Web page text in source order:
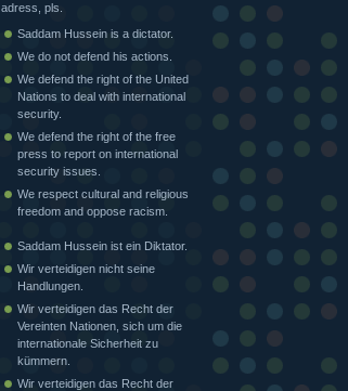
adress, pls.
Saddam Hussein is a dictator.
We do not defend his actions.
We defend the right of the United
Nations to deal with international
security.
We defend the right of the free
press to report on international
security issues.
We respect cultural and religious
freedom and oppose racism.
Saddam Hussein ist ein Diktator.
Wir verteidigen nicht seine
Handlungen.
Wir verteidigen das Recht der
Vereinten Nationen, sich um die
internationale Sicherheit zu
kümmern.
Wir verteidigen das Recht der